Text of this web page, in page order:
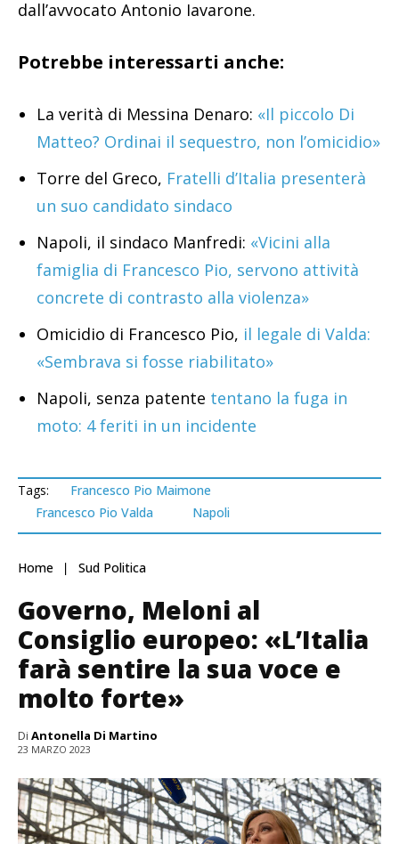
dall’avvocato Antonio Iavarone.
Potrebbe interessarti anche:
La verità di Messina Denaro: «Il piccolo Di
Matteo? Ordinai il sequestro, non l’omicidio»
Torre del Greco, Fratelli d’Italia presenterà
un suo candidato sindaco
Napoli, il sindaco Manfredi: «Vicini alla
famiglia di Francesco Pio, servono attività
concrete di contrasto alla violenza»
Omicidio di Francesco Pio, il legale di Valda:
«Sembrava si fosse riabilitato»
Napoli, senza patente tentano la fuga in
moto: 4 feriti in un incidente
Tags:
Francesco Pio Maimone
Francesco Pio Valda
Napoli
Home Sud Politica
Governo, Meloni al
Consiglio europeo: «L’Italia
farà sentire la sua voce e
molto forte»
Di Antonella Di Martino
23 MARZO 2023